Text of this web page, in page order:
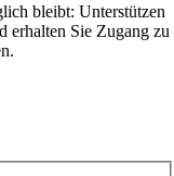
bleibt: Unterstützen
erhalten Sie Zugang zu